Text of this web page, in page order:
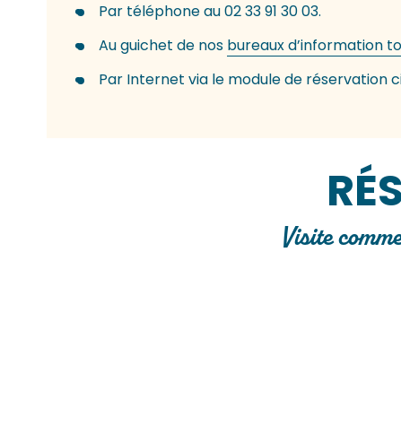
Par téléphone au 02 33 91 30 03.
Au guichet de nos bureaux d’information
Par Internet via le module de réservation
Visite